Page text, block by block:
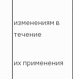
изменениям в
течение
их применения